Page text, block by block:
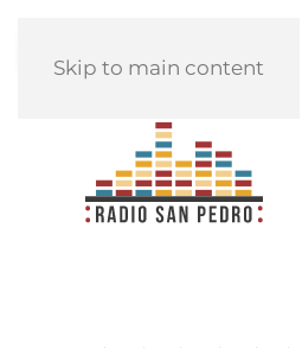
Skip to main content